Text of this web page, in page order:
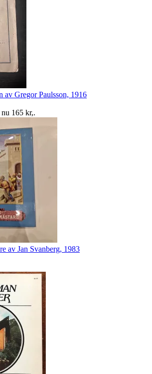
av Gregor Paulsson, 1916
165 kr,.
av Jan Svanberg, 1983